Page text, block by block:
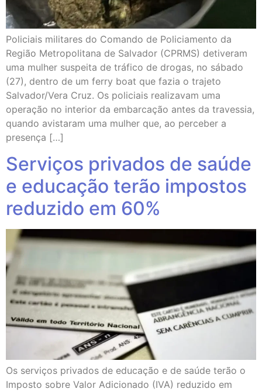
Policiais militares do Comando de Policiamento da
Região Metropolitana de Salvador (CPRMS) detiveram
uma mulher suspeita de tráfico de drogas, no sábado
(27), dentro de um ferry boat que fazia o trajeto
Salvador/Vera Cruz. Os policiais realizavam uma
operação no interior da embarcação antes da travessia,
quando avistaram uma mulher que, ao perceber a
presença […]
Serviços privados de saúde
e educação terão impostos
reduzido em 60%
Os serviços privados de educação e de saúde terão o
Imposto sobre Valor Adicionado (IVA) reduzido em